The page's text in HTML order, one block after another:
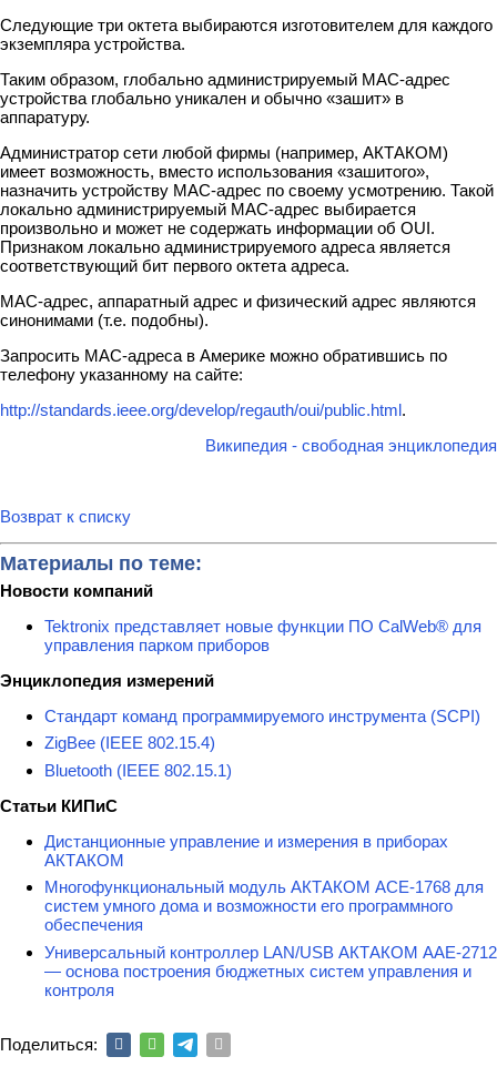
Следующие три октета выбираются изготовителем для каждого
экземпляра устройства.
Таким образом, глобально администрируемый MAC-адрес
устройства глобально уникален и обычно «зашит» в
аппаратуру.
Администратор сети любой фирмы (например, АКТАКОМ)
имеет возможность, вместо использования «зашитого»,
назначить устройству MAC-адрес по своему усмотрению. Такой
локально администрируемый MAC-адрес выбирается
произвольно и может не содержать информации об OUI.
Признаком локально администрируемого адреса является
соответствующий бит первого октета адреса.
MAC-адрес, аппаратный адрес и физический адрес являются
синонимами (т.е. подобны).
Запросить MAC-адреса в Америке можно обратившись по
телефону указанному на сайте:
http://standards.ieee.org/develop/regauth/oui/public.html.
Википедия - свободная энциклопедия
Возврат к списку
Материалы по теме:
Новости компаний
Tektronix представляет новые функции ПО CalWeb® для
управления парком приборов
Энциклопедия измерений
Стандарт команд программируемого инструмента (SCPI)
ZigBee (IEEE 802.15.4)
Bluetooth (IEEE 802.15.1)
Статьи КИПиС
Дистанционные управление и измерения в приборах
АКТАКОМ
Многофункциональный модуль АКТАКОМ АСЕ-1768 для
систем умного дома и возможности его программного
обеспечения
Универсальный контроллер LAN/USB АКТАКОМ ААЕ-2712
— основа построения бюджетных систем управления и
контроля
Поделиться: